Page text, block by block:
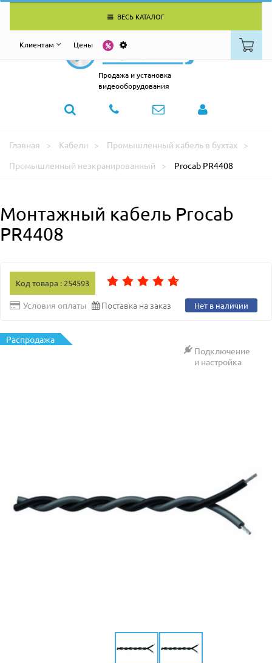
ВЕСЬ КАТАЛОГ
Клиентам Цены
Продажа и установка
видеооборудования
Главная Кабели
Промышленный кабель в бухтах
Промышленный неэкранированный
Procab PR4408
Монтажный кабель Procab
PR4408
Код товара : 254593
Условия оплаты Поставка на заказ Нет в наличии
Распродажа
Подключение
и настройка